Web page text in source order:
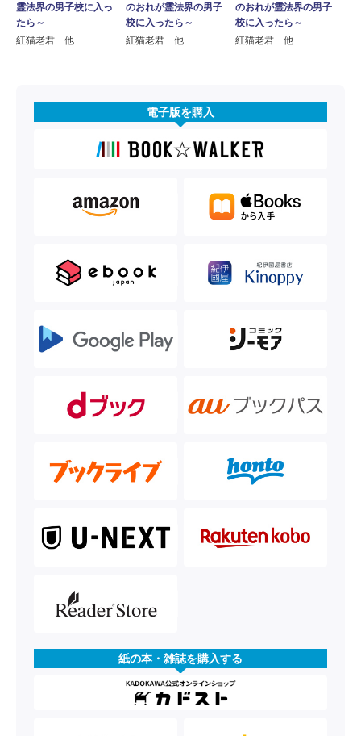
霊法界の男子校に入っ
たら～
紅猫老君 他
のおれが霊法界の男子
校に入ったら～
紅猫老君 他
のおれが霊法界の男子
校に入ったら～
紅猫老君 他
電子版を購入
紙の本・雑誌を購入する